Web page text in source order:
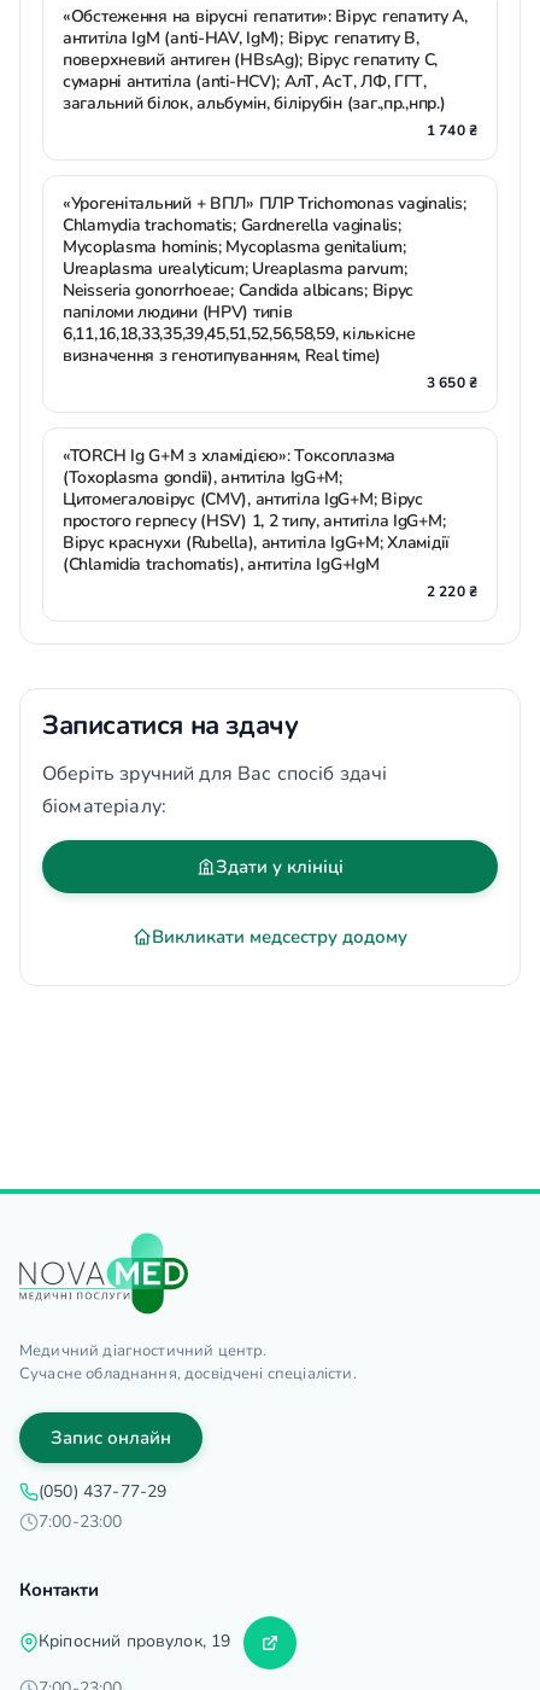
«Обстеження на вірусні гепатити»: Вірус гепатиту А,
антитіла IgM (anti-HAV, IgM); Вірус гепатиту В,
поверхневий антиген (HBsAg); Вірус гепатиту С,
сумарні антитіла (anti-HCV); АлТ, АсТ, ЛФ, ГГТ,
загальний білок, альбумін, білірубін (заг.,пр.,нпр.)
1 740 ₴
«Урогенітальний + ВПЛ» ПЛР Trichomonas vaginalis;
Chlamydia trachomatis; Gardnerella vaginalis;
Mycoplasma hominis; Mycoplasma genitalium;
Ureaplasma urealyticum; Ureaplasma parvum;
Neisseria gonorrhoeae; Candida albicans; Вірус
папіломи людини (HPV) типів
6,11,16,18,33,35,39,45,51,52,56,58,59, кількісне
визначення з генотипуванням, Real time)
3 650 ₴
«TORCH Ig G+М з хламідією»: Токсоплазма
(Toxoplasma gondii), антитіла IgG+M;
Цитомегаловірус (CMV), антитіла IgG+M; Вірус
простого герпесу (HSV) 1, 2 типу, антитіла IgG+M;
Вірус краснухи (Rubella), антитіла IgG+M; Хламідії
(Chlamidia trachomatis), антитіла IgG+IgM
2 220 ₴
Записатися на здачу
Оберіть зручний для Вас спосіб здачі
біоматеріалу:
Здати у клініці
Викликати медсестру додому
Медичний діагностичний центр.
Сучасне обладнання, досвідчені спеціалісти.
Запис онлайн
(050) 437-77-29
7:00-23:00
Контакти
Кріпосний провулок, 19